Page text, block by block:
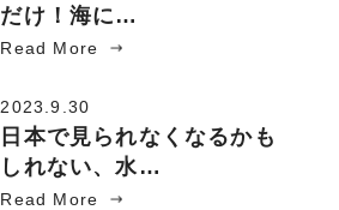
だけ！海に…
Read More
2023.9.30
日本で見られなくなるかも
しれない、水…
Read More